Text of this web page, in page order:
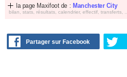
la page Maxifoot de : Manchester City
bilan, stats, résultats, calendrier, effectif, transferts, ...
Partager sur Facebook